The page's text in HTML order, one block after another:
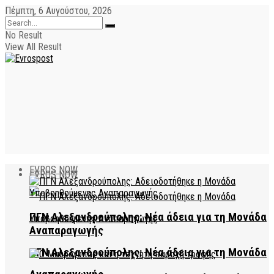
Πέμπτη, 6 Αυγούστου, 2026
No Result
View All Result
EVROS NOW
ΠΓΝ Αλεξανδρούπολης: Νέα άδεια για τη Μονάδα
EVROS NOW
ΠΓΝ Αλεξανδρούπολης: Νέα άδεια για τη Μονάδα
Αναπαραγωγής